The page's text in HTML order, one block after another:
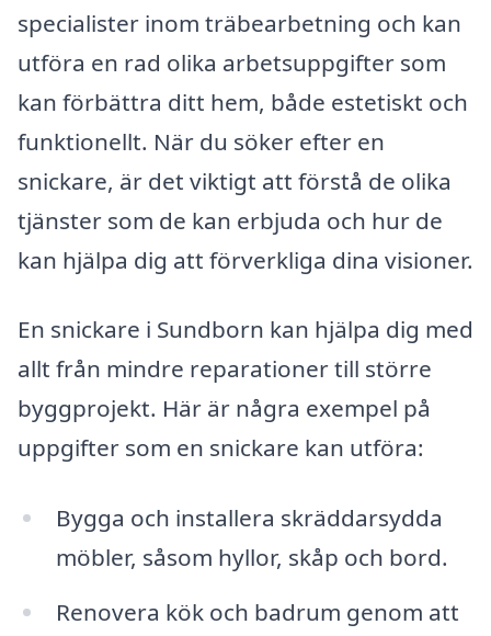
specialister inom träbearbetning och kan
utföra en rad olika arbetsuppgifter som
kan förbättra ditt hem, både estetiskt och
funktionellt. När du söker efter en
snickare, är det viktigt att förstå de olika
tjänster som de kan erbjuda och hur de
kan hjälpa dig att förverkliga dina visioner.
En snickare i Sundborn kan hjälpa dig med
allt från mindre reparationer till större
byggprojekt. Här är några exempel på
uppgifter som en snickare kan utföra:
Bygga och installera skräddarsydda
möbler, såsom hyllor, skåp och bord.
Renovera kök och badrum genom att